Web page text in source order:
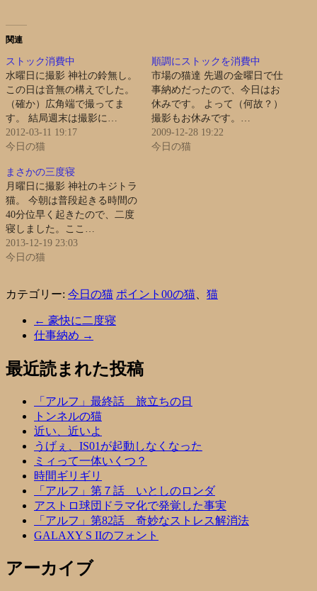
関連
ストック消費中
水曜日に撮影 神社の鈴無し。
この日は音無の構えでした。
（確か）広角端で撮ってま
す。 結局週末は撮影に…
2012-03-11 19:17
今日の猫
順調にストックを消費中
市場の猫達 先週の金曜日で仕
事納めだったので、今日はお
休みです。 よって（何故？）
撮影もお休みです。…
2009-12-28 19:22
今日の猫
まさかの三度寝
月曜日に撮影 神社のキジトラ
猫。 今朝は普段起きる時間の
40分位早く起きたので、二度
寝しました。ここ…
2013-12-19 23:03
今日の猫
カテゴリー: 今日の猫 ポイント00の猫 猫
← 豪快に二度寝
仕事納め →
最近読まれた投稿
「アルフ」最終話 旅立ちの日
トンネルの猫
近い、近いよ
うげぇ、IS01が起動しなくなった
ミィって一体いくつ？
時間ギリギリ
「アルフ」第７話 いとしのロンダ
アストロ球団ドラマ化で発覚した事実
「アルフ」第82話 奇妙なストレス解消法
GALAXY S IIのフォント
アーカイブ